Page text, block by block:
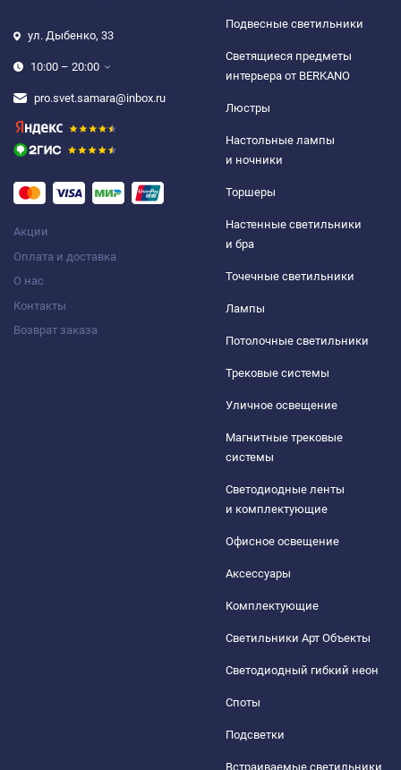
ул. Дыбенко, 33
10:00 – 20:00
pro.svet.samara@inbox.ru
Акции
Оплата и доставка
О нас
Контакты
Возврат заказа
Подвесные светильники
Светящиеся предметы
интерьера от BERKANO
Люстры
Настольные лампы
и ночники
Торшеры
Настенные светильники
и бра
Точечные светильники
Лампы
Потолочные светильники
Трековые системы
Уличное освещение
Магнитные трековые
системы
Светодиодные ленты
и комплектующие
Офисное освещение
Аксессуары
Комплектующие
Светильники Арт Объекты
Светодиодный гибкий неон
Споты
Подсветки
Встраиваемые светильники